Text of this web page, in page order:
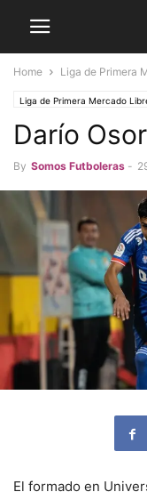
Home Liga de Primera
Liga de Primera Mercado
Darío
By Somos Futboleras -
El formado en